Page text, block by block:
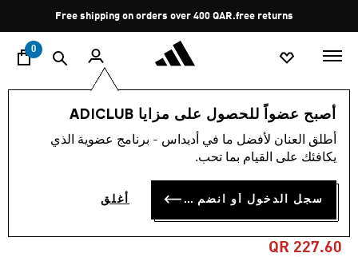
Pause
promotion
rotation
Free shipping on orders over 400 QAR.free returns
0
أصبح عضواً للحصول على مزايا ADICLUB
أطلق العنان لأفضل ما في أديداس - برنامج عضوية الذي
يكافئك على القيام بما تحب.
سجل الدخول أو انضم الآن أغلق
النساء الملابس
-60%
4.5 (29)
بنطال رياضي ADIDAS BY
STELLA MCCARTNEY
QR 227.60